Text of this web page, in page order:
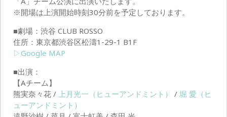
※開場は上演開始時刻30分前を予定しております。
■劇場：渋谷 CLUB ROSSO
住所：東京都渋谷区松濤1-29-1 B1F
▷Google MAP
■出演：
【Aチーム】
熊実奈々花 / 上月光一（ヒューアンドミント） / 堀 愛（ヒ
ューアンドミント）